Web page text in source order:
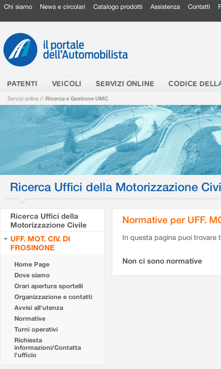
Chi siamo News e circolari Catalogo prodotti Assistenza Contatti
PATENTI VEICOLI SERVIZI ONLINE CODICE
Servizi online // Ricerca e Gestione UMC
Ricerca Uffici della Motorizzazione
Ricerca Uffici della
Motorizzazione Civile
UFF. MOT. CIV. DI
FROSINONE
Home Page
Dove siamo
Orari apertura sportelli
Organizzazione e contatti
Avvisi all'utenza
Normative
Turni operativi
Richiesta
informazioni/Contatta
l'ufficio
Normative per UFF.
In questa pagina puoi
Non ci sono normative